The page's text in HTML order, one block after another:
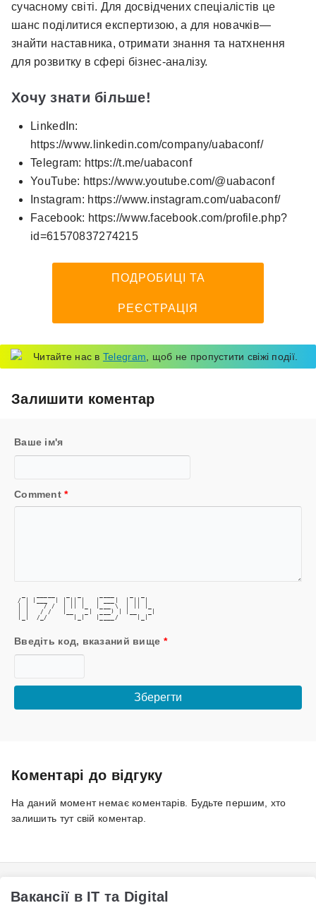
сучасному світі. Для досвідчених спеціалістів це
шанс поділитися експертизою, а для новачків—
знайти наставника, отримати знання та натхнення
для розвитку в сфері бізнес-аналізу.
Хочу знати більше!
LinkedIn:
https://www.linkedin.com/company/uabaconf/
Telegram: https://t.me/uabaconf
YouTube: https://www.youtube.com/@uabaconf
Instagram: https://www.instagram.com/uabaconf/
Facebook: https://www.facebook.com/profile.php?
id=61570837274215
ПОДРОБИЦІ ТА
РЕЄСТРАЦІЯ
Читайте нас в Telegram , щоб не пропустити свіжі події.
Залишити коментар
Ваше ім'я
Comment*
/ | |___  | | || |   | ___|  | || |
| |    / /  | || |_  |___ \  | || |_
| |   / /   |__   _|  ___) | |__   _|
|_|  /_/       |_|   |____/     |_|
Введіть код, вказаний вище *
Коментарі до відгуку
На даний момент немає коментарів. Будьте першим, хто
залишить тут свій коментар.
Вакансії в IT та Digital